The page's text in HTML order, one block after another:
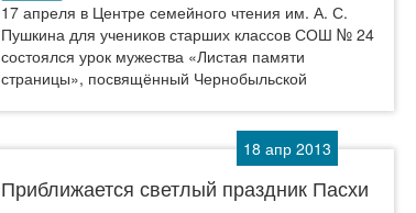
17 апреля в Центре семейного чтения им. А. С.
Пушкина для учеников старших классов СОШ № 24
состоялся урок мужества «Листая памяти
страницы», посвящённый Чернобыльской
18 апр 2013
Приближается светлый праздник Пасхи